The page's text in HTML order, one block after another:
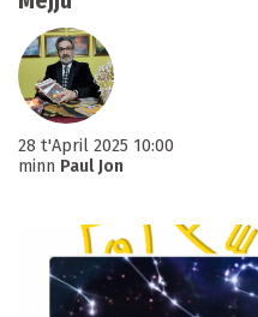
28 t'April 2025 10:00
minn Paul Jon